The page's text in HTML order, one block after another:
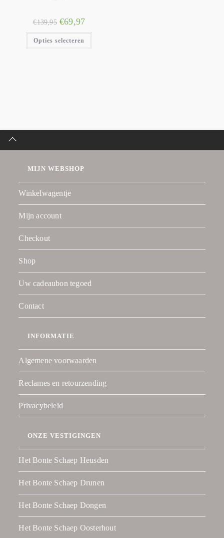
€139,95 €69,97
Opties selecteren
MIJN WEBSHOP
Winkelwagentje
Mijn account
Checkout
Shop
Uw cadeaubon tegoed
Contact
INFORMATIE
Algemene voorwaarden
Reclames en retourzending
Privacybeleid
ONZE VESTIGINGEN
Het Bonte Schaep Heusden
Het Bonte Schaep Drunen
Het Bonte Schaep Dongen
Het Bonte Schaep Oosterhout